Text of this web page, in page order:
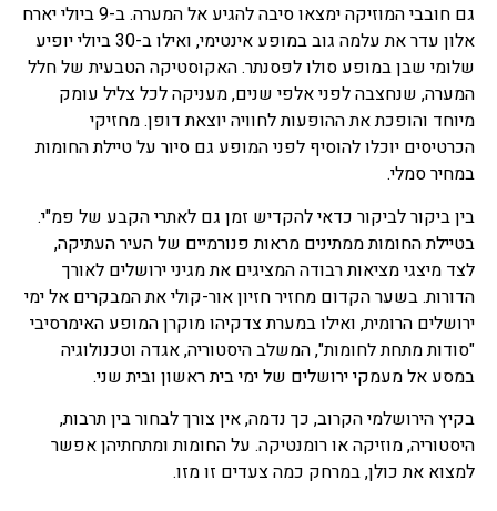
גם חובבי המוזיקה ימצאו סיבה להגיע אל המערה. ב-9 ביולי יארח
אלון עדר את עלמה גוב במופע אינטימי, ואילו ב-30 ביולי יופיע
שלומי שבן במופע סולו לפסנתר. האקוסטיקה הטבעית של חלל
המערה, שנחצבה לפני אלפי שנים, מעניקה לכל צליל עומק
מיוחד והופכת את ההופעות לחוויה יוצאת דופן. מחזיקי
הכרטיסים יוכלו להוסיף לפני המופע גם סיור על טיילת החומות
במחיר סמלי.
בין ביקור לביקור כדאי להקדיש זמן גם לאתרי הקבע של פמ"י.
בטיילת החומות ממתינים מראות פנורמיים של העיר העתיקה,
לצד מיצגי מציאות רבודה המציגים את מגיני ירושלים לאורך
הדורות. בשער הקדום מחזיר חזיון אור-קולי את המבקרים אל ימי
ירושלים הרומית, ואילו במערת צדקיהו מוקרן המופע האימרסיבי
"סודות מתחת לחומות", המשלב היסטוריה, אגדה וטכנולוגיה
במסע אל מעמקי ירושלים של ימי בית ראשון ובית שני.
בקיץ הירושלמי הקרוב, כך נדמה, אין צורך לבחור בין תרבות,
היסטוריה, מוזיקה או רומנטיקה. על החומות ומתחתיהן אפשר
למצוא את כולן, במרחק כמה צעדים זו מזו.